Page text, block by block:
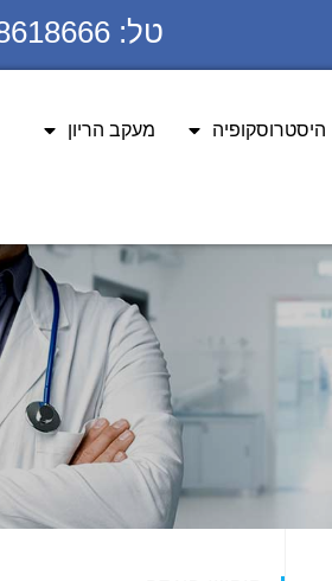
טל: 054-8618666
היסטרוסקופיה מעקב הריון